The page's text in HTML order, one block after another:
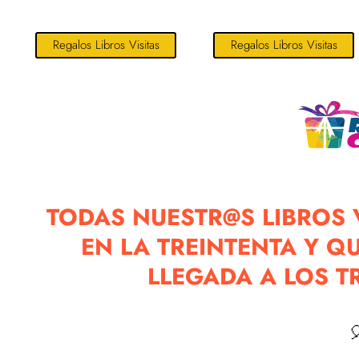
Regalos Libros Visitas Regalos Libros Visitas
TODAS NUESTR@S
EN LA TREINTENTA Y
LLEGADA A LOS